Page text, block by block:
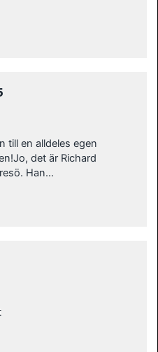
till en alldeles egen
det är Richard
Han…